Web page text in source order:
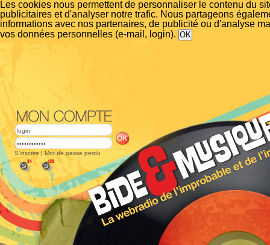
Les cookies nous permettent de personnaliser le contenu du
publicitaires et d'analyser notre trafic. Nous partageons
informations avec nos partenaires, de publicité ou d'analyse
vos données personnelles (e-mail, login).
S'inscrire | Mot de passe perdu